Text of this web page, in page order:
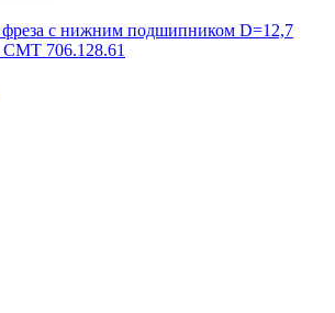
фреза с нижним подшипником D=12,7
706.128.61